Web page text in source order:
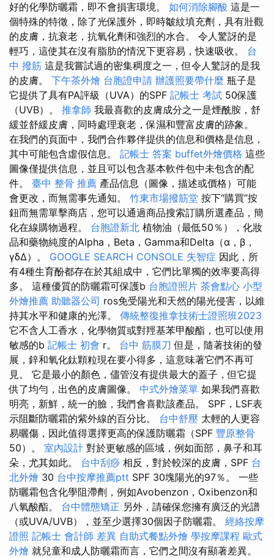
好的化學防曬霜，即不會損害環境。 如何消除腳酸 這是一
個特殊的特徵，除了光保護外，即時皺紋填充劑，具有壯觀
的皮膚，抗衰老，抗氧化劑和強烈的水合。 令人驚訝的是
輕巧，這使其在沒有脂肪的情況下更容易，快速吸收。 台
中 撥筋 這是我嘗試過的密集稠度之一，但令人驚訝的是我
的皮膚。 下午茶外燴 台胞證申請 辦護照要帶什麼 瓶子是
它提供了具有PA評級（UVA）的SPF 記帳士 考試 50保護
（UVB）。 推拿師 我最喜歡的皮膚成分之一是煙酰胺，舒
緩並舒緩皮膚，同時處理衰老，保濕和豐富皮膚的跡象。
在我們的頁面中，我們合作夥伴提供的信息和價格是信息，
其中可能包含虛假信息。 記帳士 答案 buffet外燴價格 這些
圖像僅提供信息，並且可以包含基本軟件包中未包含的配
件。 臺中 整骨 推薦 產品信息（圖像，描述或價格）可能
會更改，而無需事先通知。 竹東市場撥筋堂 按下“購買”按
鈕而無需單擊商店，您可以通過商品搜索訂購所選產品，簡
化在線購物過程。 台胞證新北 植物油（最低50％），化妝
品和藥物純度的Alpha，Beta，Gamma和Delta（α，β，
γδΔ）。 GOOGLE SEARCH CONSOLE 失智症 因此，所
有4種生育酚都存在於其組成中，它們比單獨的效率要高得
多。 這種優質的防曬霜可保護b 台胞證照片 茶會點心 小型
外燴推薦 助聽器公司 ros免受陽光和天然的陽光侵害，以維
持其水平和健康的光澤。 傳統整復推拿技術士證照班2023
它不含人工香水，化學物質或對羥基苯甲酸酯，也可以使用
敏感的b 記帳士 初會 r。 台中 筋膜刀 但是，隨著技術的發
展，鋅和氧化鈦顆粒現在要小得多，這意味著它們不再可
見。 它是最小的顏色，儘管沒有提供最大的蓋子，但它提
供了均勻，出色的皮膚圖像。 中式外燴菜單 如果我們喜歡
明亮，新鮮，統一的臉，我們會喜歡該產品。 SPF，LSF表
示阻斷防曬霜的紫外線的百分比。 台中舒壓 太輕的人更容
易曬傷，因此值得選擇更高的保護防曬霜（SPF 豐原整骨
50）。 室內設計 對於更敏感的區域，例如面部，鼻子和耳
朵，尤其如此。 台中刮痧 相反，對於較深的皮膚，SPF 台
北外燴 30 台中按摩推薦ptt SPF 30塊陽光的97％。 一些
防曬霜包含化學阻滯劑，例如Avobenzon，Oxibenzon和
八氧酸酯。 台中體態矯正 另外，請確保您擁有廣泛的光譜
（或UVA/UVB），並至少選擇30個因子防曬霜。 經絡按摩
證照 記帳士 會計師 差異 自助式餐點外燴 學按摩課程 歐式
外燴 就兒童和成人防曬霜而言，它們之間沒有顯著差異。